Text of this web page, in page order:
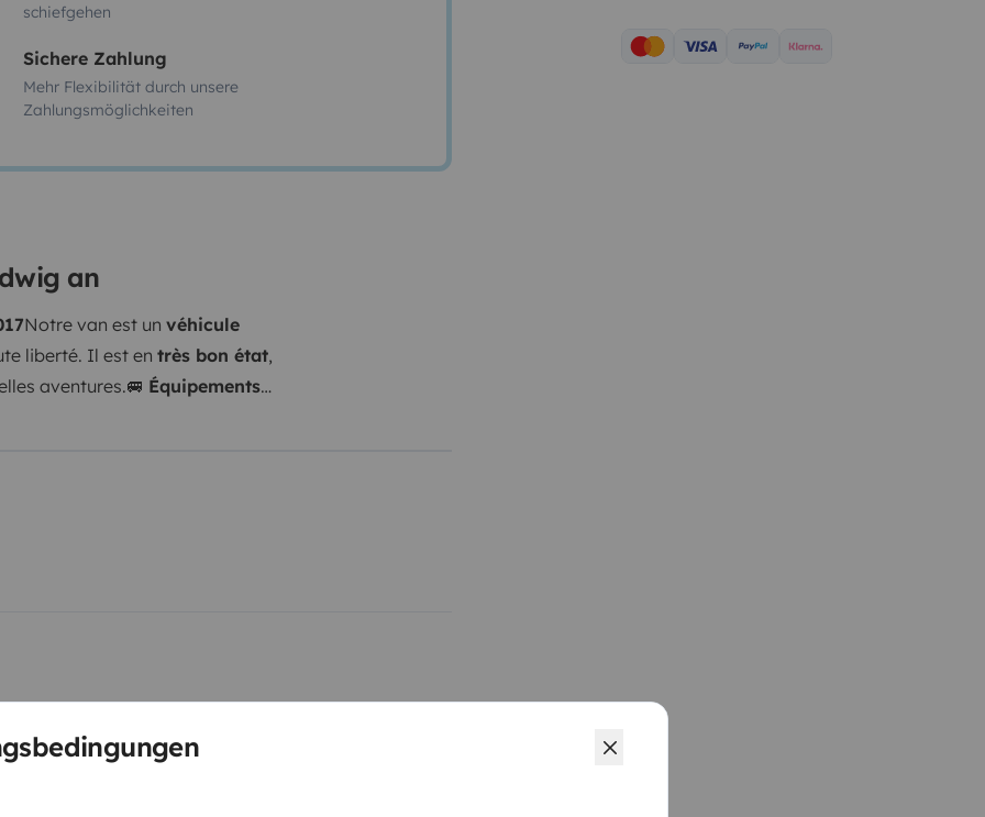
schiefgehen
Sichere Zahlung
Mehr Flexibilität durch unsere
Zahlungsmöglichkeiten
an
Notre van est un véhicule
liberté. Il est en très bon état,
aventures.🚐 Équipements
et liberté. Grâce à son
Geschirrset